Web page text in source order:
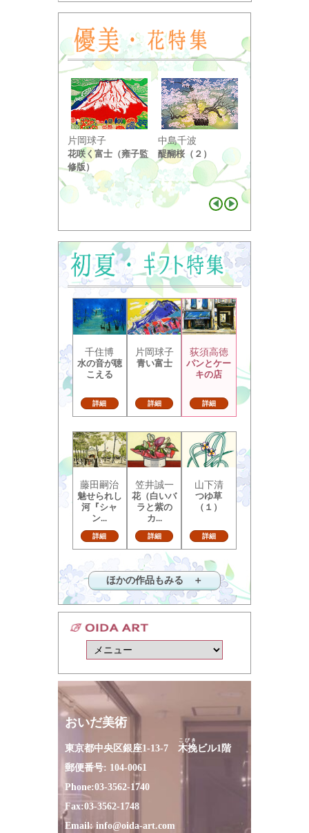
片岡球子
花咲く富士（雍子監
修版）
中島千波
醍醐桜（２）
り ...
千住博
水の音が聴
こえる
詳細
片岡球子
青い富士
詳細
荻須高徳
パンとケー
キの店
詳細
藤田嗣治
魅せられし
河『シャ
ン...
詳細
笠井誠一
花（白いバ
ラと紫の
カ...
詳細
山下清
つゆ草
（１）
詳細
ほかの作品もみる ＋
おいだ美術
東京都中央区銀座1-13-7 木挽
こびき
ビル1階
郵便番号: 104-0061
Phone:03-3562-1740
Fax:03-3562-1748
Email:info@oida-art.com